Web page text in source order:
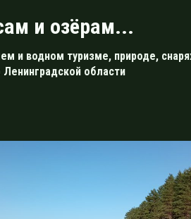
и озёрам...
и водном туризме, природе,
Ленинградской области